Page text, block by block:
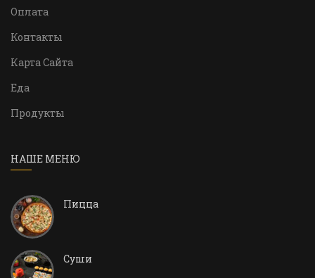
Оплата
Контакты
Карта Сайта
Еда
Продукты
НАШЕ МЕНЮ
Пицца
Суши